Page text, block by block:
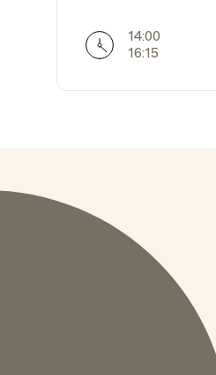
Horarires
14:00
16:15